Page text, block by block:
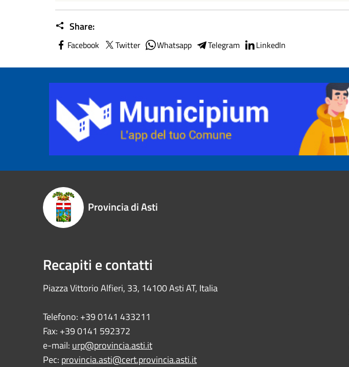
Share:
Facebook Twitter Whatsapp Telegram LinkedIn
Provincia di Asti
Recapiti e contatti
Piazza Vittorio Alfieri, 33, 14100 Asti AT, Italia
Telefono: +39 0141 433211
Fax: +39 0141 592372
e-mail: urp@provincia.asti.it
Pec: provincia.asti@cert.provincia.asti.it